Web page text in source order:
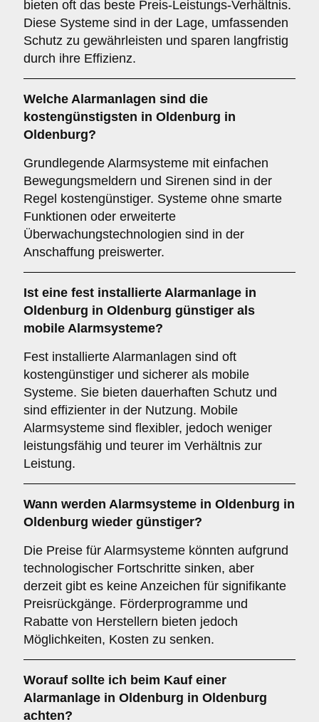
bieten oft das beste Preis-Leistungs-Verhältnis.
Diese Systeme sind in der Lage, umfassenden
Schutz zu gewährleisten und sparen langfristig
durch ihre Effizienz.
Welche Alarmanlagen sind die
kostengünstigsten in Oldenburg in
Oldenburg?
Grundlegende Alarmsysteme mit einfachen
Bewegungsmeldern und Sirenen sind in der
Regel kostengünstiger. Systeme ohne smarte
Funktionen oder erweiterte
Überwachungstechnologien sind in der
Anschaffung preiswerter.
Ist eine fest installierte Alarmanlage in
Oldenburg in Oldenburg günstiger als
mobile Alarmsysteme?
Fest installierte Alarmanlagen sind oft
kostengünstiger und sicherer als mobile
Systeme. Sie bieten dauerhaften Schutz und
sind effizienter in der Nutzung. Mobile
Alarmsysteme sind flexibler, jedoch weniger
leistungsfähig und teurer im Verhältnis zur
Leistung.
Wann werden Alarmsysteme in Oldenburg in
Oldenburg wieder günstiger?
Die Preise für Alarmsysteme könnten aufgrund
technologischer Fortschritte sinken, aber
derzeit gibt es keine Anzeichen für signifikante
Preisrückgänge. Förderprogramme und
Rabatte von Herstellern bieten jedoch
Möglichkeiten, Kosten zu senken.
Worauf sollte ich beim Kauf einer
Alarmanlage in Oldenburg in Oldenburg
achten?